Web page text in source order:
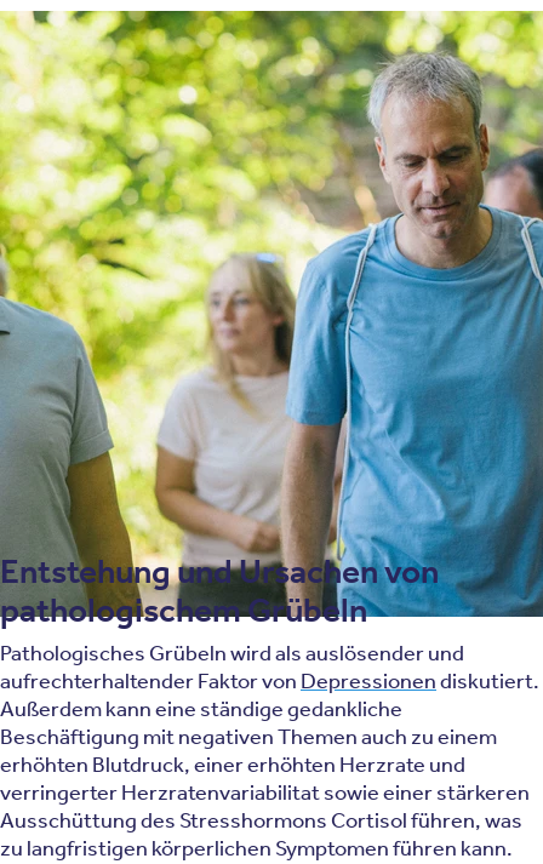
Was ist pathologisches Grübeln?
Unter Grübeln versteht man einen anhaltenden
Denkprozess, bei dem es keinen Endpunkt gibt - die
Gedanken drehen sich im Kreis. Grübelgedanken richten
sich in der Regel auf vergangene Ereignisse wie
Unterhaltungen und Treffen mit anderen Menschen.
Dabei denkt der oder die Grübelnde hauptsächlich über
sich selbst nach - über die eigenen Handlungen, Fehler
und Eigenschaften.
Oft geht es darum, was man in einer konkreten Situation
hätte besser oder anders machen können. Die
Erfahrungen werden gedanklich wieder und wieder
durchgespielt, obwohl es klar ist, dass sich die
Vergangenheit nicht ändern lässt. Diese Gedanken sind
meist sehr pessimistisch und kritisch.
Entstehung und Ursachen von
pathologischem Grübeln
Pathologisches Grübeln wird als auslösender und
aufrechterhaltender Faktor von Depressionendiskutiert.
Außerdem kann eine ständige gedankliche
Beschäftigung mit negativen Themen auch zu einem
erhöhten Blutdruck, einer erhöhten Herzrate und
verringerter Herzratenvariabilitat sowie einer stärkeren
Ausschüttung des Stresshormons Cortisol führen, was
zu langfristigen körperlichen Symptomen führen kann.